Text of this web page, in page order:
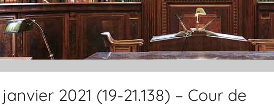
2021 (19-21.138) – Cour de